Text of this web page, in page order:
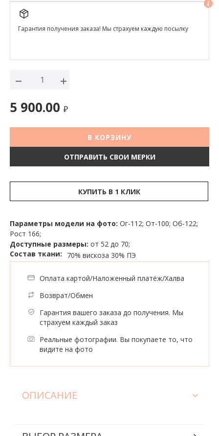
Гарантия получения заказа! Мы страхуем каждую посылку
5 900.00 ₽
В КОРЗИНУ
ОТПРАВИТЬ СВОИ МЕРКИ
КУПИТЬ В 1 КЛИК
Параметры модели на фото: Ог-112; От-100; Об-122;
Рост 166;
Доступные размеры: от 52 до 70;
Состав ткани:
70% вискоза 30% ПЭ
Оплата картой/Наложенный платёж/Халва
Возврат/Обмен
Гарантия вашего заказа до получения. Мы
страхуем каждый заказ
Реальные фотографии. Вы покупаете то, что
видите на фото
ОПИСАНИЕ